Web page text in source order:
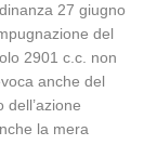
27 giugno
del
2901 c.c. non
anche del
dell’azione
la mera